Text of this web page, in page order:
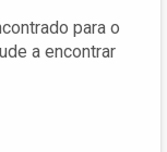
para o
a encontrar